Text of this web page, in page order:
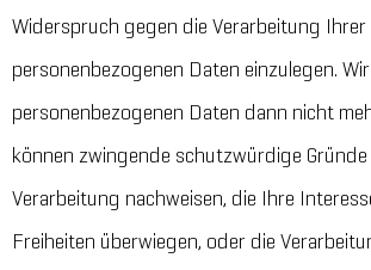
Widerspruch gegen die Verarbeitung Ihrer
personenbezogenen Daten einzulegen.
personenbezogenen Daten dann nicht
können zwingende schutzwürdige
Verarbeitung nachweisen, die Ihre
Freiheiten überwiegen, oder die